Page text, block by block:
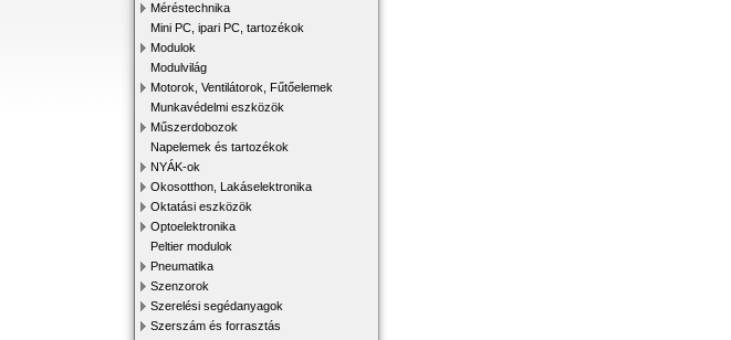
Méréstechnika
Mini PC, ipari PC, tartozékok
Modulok
Modulvilág
Motorok, Ventilátorok, Fűtőelemek
Munkavédelmi eszközök
Műszerdobozok
Napelemek és tartozékok
NYÁK-ok
Okosotthon, Lakáselektronika
Oktatási eszközök
Optoelektronika
Peltier modulok
Pneumatika
Szenzorok
Szerelési segédanyagok
Szerszám és forrasztás